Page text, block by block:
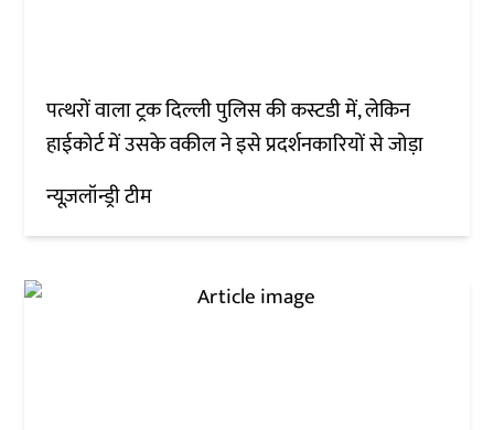
पत्थरों वाला ट्रक दिल्ली पुलिस की कस्टडी में, लेकिन
हाईकोर्ट में उसके वकील ने इसे प्रदर्शनकारियों से जोड़ा
न्यूज़लॉन्ड्री टीम